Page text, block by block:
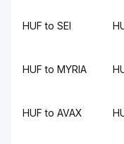
HUF to SEI
HUF to MYRIA
HUF to AVAX